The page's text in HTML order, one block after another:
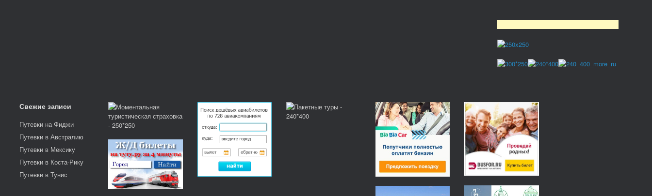
Свежие записи
Путевки на Фиджи
Путевки в Австралию
Путевки в Мексику
Путевки в Коста-Рику
Путевки в Тунис